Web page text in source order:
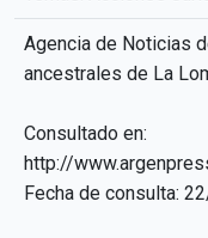
Agencia de Noticias
ancestrales de La
Consultado en:
http://
Fecha de consulta: